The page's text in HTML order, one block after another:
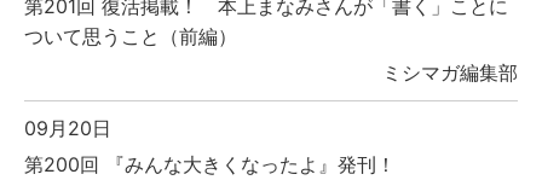
第201回 復活掲載！ 本上まなみさんが「書く」ことに
ついて思うこと（前編）
ミシマガ編集部
09月20日
第200回 『みんな大きくなったよ』発刊！